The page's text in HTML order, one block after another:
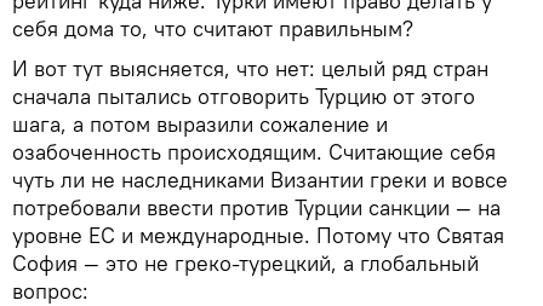
себя дома то, что считают правильным?
И вот тут выясняется, что нет: целый ряд стран
сначала пытались отговорить Турцию от этого
шага, а потом выразили сожаление и
озабоченность происходящим. Считающие себя
чуть ли не наследниками Византии греки и вовсе
потребовали ввести против Турции санкции — на
уровне ЕС и международные. Потому что Святая
София — это не греко-турецкий, а глобальный
вопрос: